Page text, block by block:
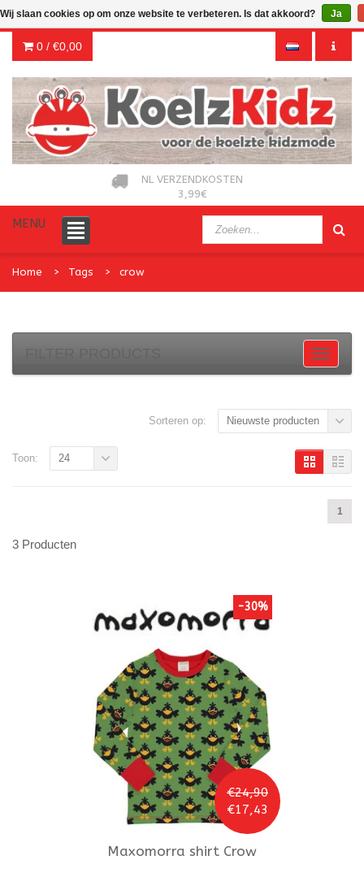
0 / €0,00
NL VERZENDKOSTEN
3,99€
MENU
Home Tags crow
Sorteren op: Nieuwste producten
1
Toon: 24
3 Producten
€24,90
€17,43
-30%
Maxomorra shirt Crow
Wij slaan cookies op om onze website te verbeteren. Is dat akkoord? Ja